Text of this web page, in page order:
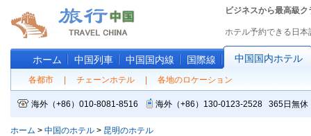
ビジネスから最高級
ホテル予約できる日
ホーム 中国列車 中国国内線 国際線 中国国内ホテル
各都市 チェーンホテル 各地のロケーション
海外（+86）010-8081-8516 海外（+86）130-0123-2528 365日無休
ホーム > 中国のホテル > 昆明のホテル